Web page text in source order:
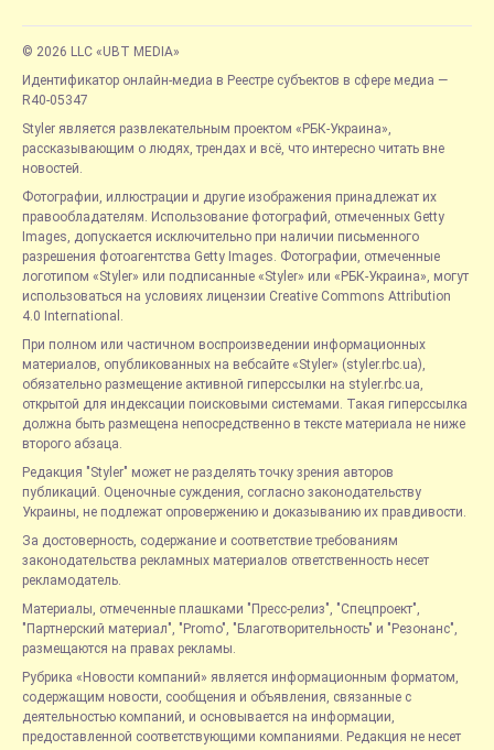
© 2026 LLC «UBT MEDIA»
Идентификатор онлайн-медиа в Реестре субъектов в сфере медиа —
R40-05347
Styler является развлекательным проектом «РБК-Украина»,
рассказывающим о людях, трендах и всё, что интересно читать вне
новостей.
Фотографии, иллюстрации и другие изображения принадлежат их
правообладателям. Использование фотографий, отмеченных Getty
Images, допускается исключительно при наличии письменного
разрешения фотоагентства Getty Images. Фотографии, отмеченные
логотипом «Styler» или подписанные «Styler» или «РБК-Украина», могут
использоваться на условиях лицензии Creative Commons Attribution
4.0 International.
При полном или частичном воспроизведении информационных
материалов, опубликованных на вебсайте «Styler» (styler.rbc.ua),
обязательно размещение активной гиперссылки на styler.rbc.ua,
открытой для индексации поисковыми системами. Такая гиперссылка
должна быть размещена непосредственно в тексте материала не ниже
второго абзаца.
Редакция "Styler" может не разделять точку зрения авторов
публикаций. Оценочные суждения, согласно законодательству
Украины, не подлежат опровержению и доказыванию их правдивости.
За достоверность, содержание и соответствие требованиям
законодательства рекламных материалов ответственность несет
рекламодатель.
Материалы, отмеченные плашками "Пресс-релиз", "Спецпроект",
"Партнерский материал", "Promo", "Благотворительность" и "Резонанс",
размещаются на правах рекламы.
Рубрика «Новости компаний» является информационным форматом,
содержащим новости, сообщения и объявления, связанные с
деятельностью компаний, и основывается на информации,
предоставленной соответствующими компаниями. Редакция не несет